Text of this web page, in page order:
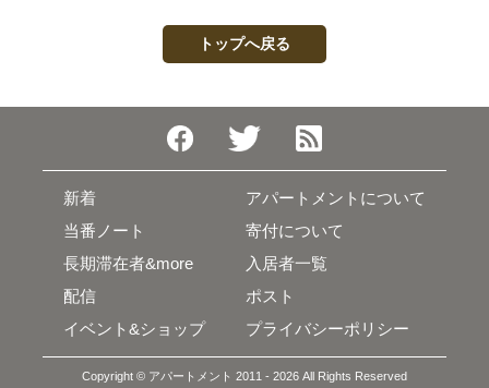
トップへ戻る
新着
当番ノート
長期滞在者&more
配信
イベント&ショップ
アパートメントについて
寄付について
入居者一覧
ポスト
プライバシーポリシー
Copyright © アパートメント 2011 - 2026 All Rights Reserved